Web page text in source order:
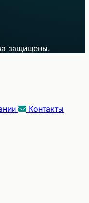
защищены.
Контакты